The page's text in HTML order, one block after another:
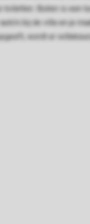
Buiten is een
bij de villa en je
wordt er